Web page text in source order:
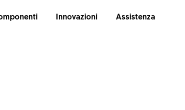
Innovazioni Assistenza